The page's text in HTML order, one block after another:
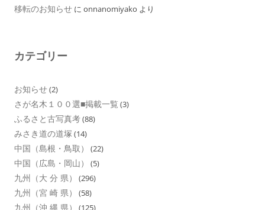
移転のお知らせ に onnanomiyako より
カテゴリー
お知らせ(2)
さが名木１００選■掲載一覧 (3)
ふるさと古写真考(88)
みさき道の道塚 (14)
中国（島根・鳥取） (22)
中国（広島・岡山） (5)
九州（大 分 県） (296)
九州（宮 崎 県） (58)
九州（沖 縄 県） (125)